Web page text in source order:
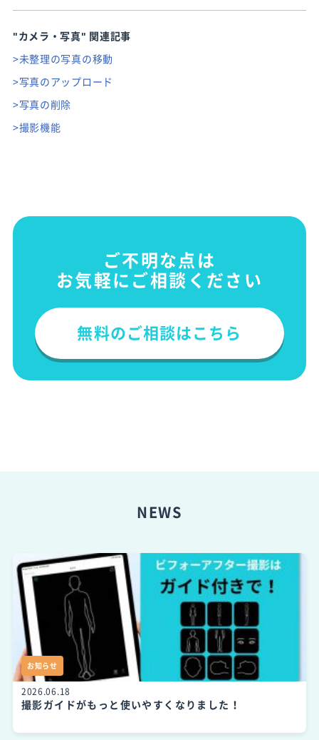
"カメラ・写真" 関連記事
>未整理の写真の移動
>写真のアップロード
>写真の削除
>撮影機能
ご不明な点は
お気軽にご相談ください
無料のご相談はこちら
NEWS
お知らせ
2026.06.18
撮影ガイドがもっと使いやすくなりました！